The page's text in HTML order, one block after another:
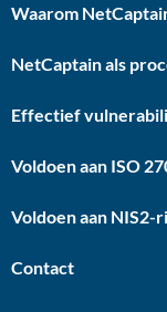
Waarom
NetCaptain als
Effectief
Voldoen aan ISO
Voldoen aan NIS2-
Contact